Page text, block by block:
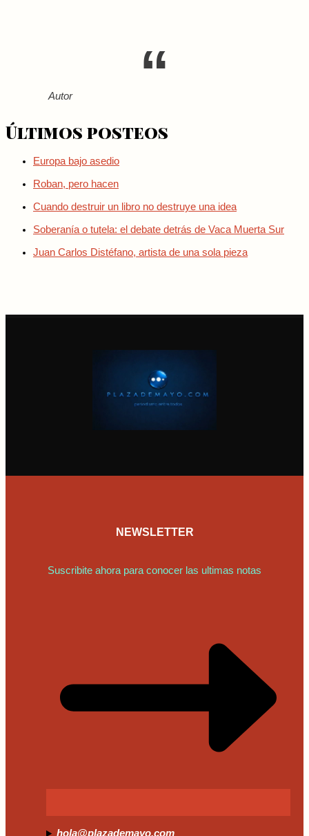
Autor
Últimos posteos
Europa bajo asedio
Roban, pero hacen
Cuando destruir un libro no destruye una idea
Soberanía o tutela: el debate detrás de Vaca Muerta Sur
Juan Carlos Distéfano, artista de una sola pieza
NEWSLETTER
Suscribite ahora para conocer las ultimas notas
hola@plazademayo.com